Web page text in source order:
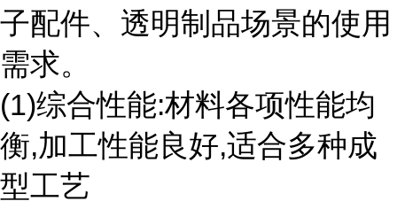
子配件、透明制品场景的使用
需求。
(1)综合性能:材料各项性能均
衡,加工性能良好,适合多种成
型工艺